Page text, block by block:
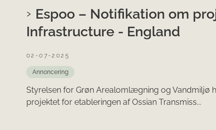
Espoo – Notifikation om
Infrastructure - England
02-07-2025
Annoncering
Styrelsen for Grøn Arealomlægning og Vandmiljø
projektet for etableringen af Ossian Transmiss...